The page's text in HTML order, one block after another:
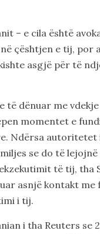
– e cila është
çështjen e tij, por
asgjë për të
të dënuar me
momentet e
Ndërsa autoritetet
se do të
të tij, tha
asnjë kontakt me
i tij.
i tha Reuters se